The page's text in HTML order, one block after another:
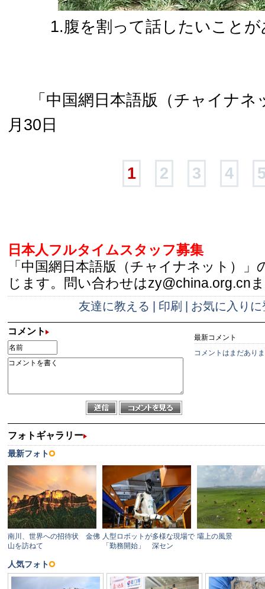
1.腹を割って話したいこと
「中国網日本語版（チャイナネ
月30日
1 2 3 4
日本人フルタイムスタッフ募集
「中国網日本語版（チャイナネット）」
じます。問い合わせはzy@china.org.cn
友達に教える 印刷 お気に入りに
コメント
最新コメント
コメントはまだあり